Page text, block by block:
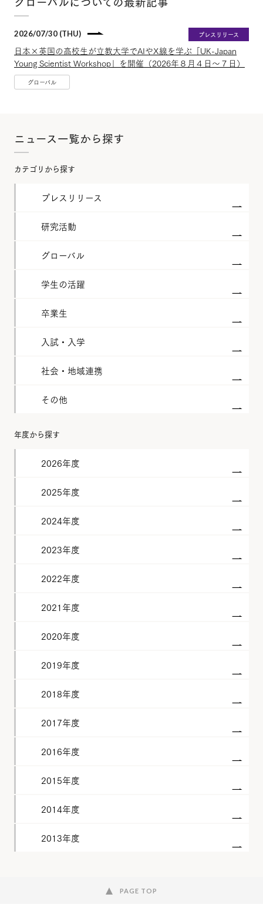
2026/07/30 (THU) プレスリリース
日本×英国の高校生が立教大学でAIやX線を学ぶ「UK-Japan
Young Scientist Workshop」を開催（2026年８月４日～７日）
グローバル
ニュース一覧から探す
カテゴリから探す
プレスリリース
研究活動
グローバル
学生の活躍
卒業生
入試・入学
社会・地域連携
その他
年度から探す
2026年度
2025年度
2024年度
2023年度
2022年度
2021年度
2020年度
2019年度
2018年度
2017年度
2016年度
2015年度
2014年度
2013年度
PAGE TOP